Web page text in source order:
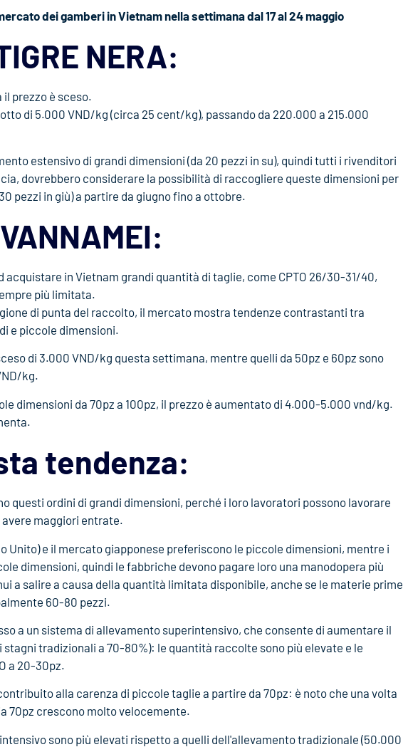
dei gamberi in Vietnam nella settimana dal 17 al 24 maggio
NERA:
prezzo è sceso.
di 5.000 VND/kg (circa 25 cent/kg), passando da 220.000 a 215.000
estensivo di grandi dimensioni (da 20 pezzi in su), quindi tutti i rivenditori
dovrebbero considerare la possibilità di raccogliere queste dimensioni per
pezzi in giù) a partire da giugno fino a ottobre.
in Vietnam grandi quantità di taglie, come CPTO 26/30-31/40,
più limitata.
di punta del raccolto, il mercato mostra tendenze contrastanti tra
e piccole dimensioni.
di 3.000 VND/kg questa settimana, mentre quelli da 50pz e 60pz sono
kg.
dimensioni da 70pz a 100pz, il prezzo è aumentato di 4.000-5.000 vnd/kg.
tendenza:
questi ordini di grandi dimensioni, perché i loro lavoratori possono lavorare
maggiori entrate.
Unito) e il mercato giapponese preferiscono le piccole dimensioni, mentre i
dimensioni, quindi le fabbriche devono pagare loro una manodopera più
a salire a causa della quantità limitata disponibile, anche se le materie prime
60-80 pezzi.
a un sistema di allevamento superintensivo, che consente di aumentare il
tradizionali a 70-80%): le quantità raccolte sono più elevate e le
a 20-30pz.
alla carenza di piccole taglie a partire da 70pz: è noto che una volta
70pz crescono molto velocemente.
sono più elevati rispetto a quelli dell'allevamento tradizionale (50.000